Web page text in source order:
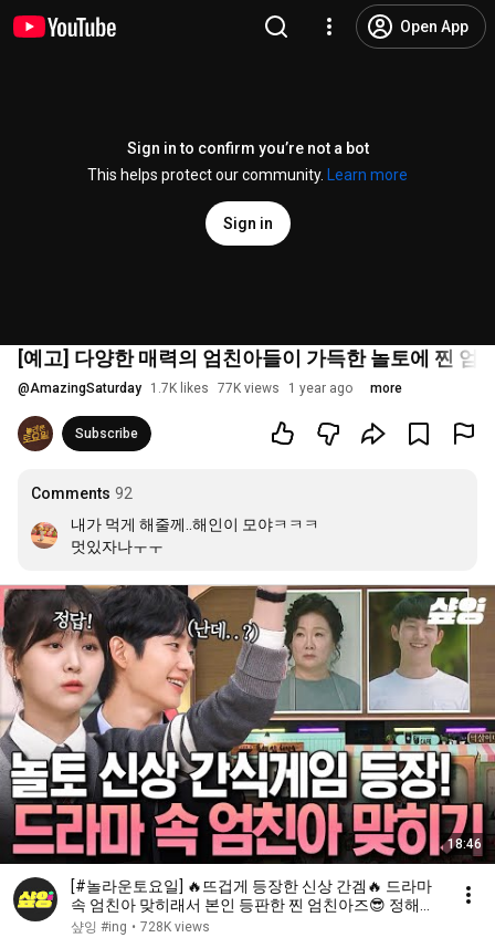
Open App
Sign in to confirm you’re not a bot
This helps protect our community.
Learn more
Sign in
[예고] 다양한 매력의 엄친아들이 가득한 놀토에 찐 엄
@AmazingSaturday 1.7K likes 77K views 1 year ago more
Subscribe
Comments 92
내가 먹게 해줄께..해인이 모야ㅋㅋㅋ
멋있자나ㅜㅜ
18:46
[#놀라운토요일] 🔥뜨겁게 등장한 신상 간겜🔥 드라마
속 엄친아 맞히래서 본인 등판한 찐 엄친아즈😎 정해인
X정소민X김지은
샾잉 #ing • 728K views